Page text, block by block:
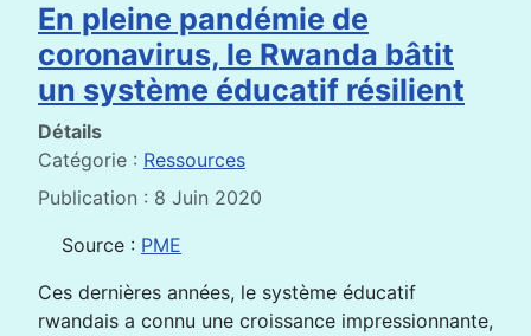
En pleine pandémie de
coronavirus, le Rwanda bâtit
un système éducatif résilient
Détails
Catégorie : Ressources
Publication : 8 Juin 2020
Source : PME
Ces dernières années, le système éducatif
rwandais a connu une croissance impressionnante,